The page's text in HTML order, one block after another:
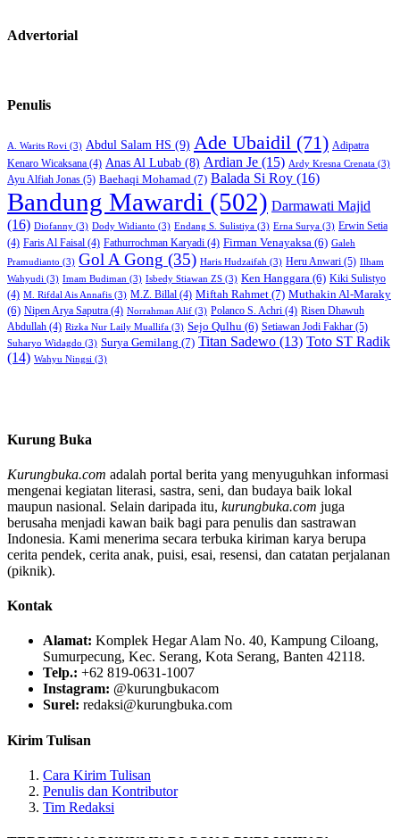
Advertorial
Penulis
A. Warits Rovi (3) Abdul Salam HS (9) Ade Ubaidil (71) Adipatra
Kenaro Wicaksana (4) Anas Al Lubab (8) Ardian Je (15) Ardy Kresna Crenata (3)
Ayu Alfiah Jonas (5) Baehaqi Mohamad (7) Balada Si Roy (16)
Bandung Mawardi (502) Darmawati Majid
(16) Diofanny (3) Dody Widianto (3) Endang S. Sulistiya (3) Erna Surya (3) Erwin Setia
(4) Faris Al Faisal (4) Fathurrochman Karyadi (4) Firman Venayaksa (6) Galeh
Pramudianto (3) Gol A Gong (35) Haris Hudzaifah (3) Heru Anwari (5) Ilham
Wahyudi (3) Imam Budiman (3) Isbedy Stiawan ZS (3) Ken Hanggara (6) Kiki Sulistyo
(4) M. Rifdal Ais Annafis (3) M.Z. Billal (4) Miftah Rahmet (7) Muthakin Al-Maraky
(6) Nipen Arya Saputra (4) Norrahman Alif (3) Polanco S. Achri (4) Risen Dhawuh
Abdullah (4) Rizka Nur Laily Muallifa (3) Sejo Qulhu (6) Setiawan Jodi Fakhar (5)
Suharyo Widagdo (3) Surya Gemilang (7) Titan Sadewo (13) Toto ST Radik
(14) Wahyu Ningsi (3)
Kurung Buka
Kurungbuka.com adalah portal berita yang menyuguhkan informasi
mengenai kegiatan literasi, sastra, seni, dan budaya baik lokal
maupun nasional. Selain daripada itu, kurungbuka.com juga
berusaha menjadi kawan baik bagi para penulis dan sastrawan
Indonesia. Kami menerima secara terbuka kiriman karya berupa
cerita pendek, cerita anak, puisi, esai, resensi, dan catatan perjalanan
(piknik).
Kontak
Alamat: Komplek Hegar Alam No. 40, Kampung Ciloang,
Sumurpecung, Kec. Serang, Kota Serang, Banten 42118.
Telp.: +62 819-0631-1007
Instagram: @kurungbukacom
Surel: redaksi@kurungbuka.com
Kirim Tulisan
Cara Kirim Tulisan
Penulis dan Kontributor
Tim Redaksi